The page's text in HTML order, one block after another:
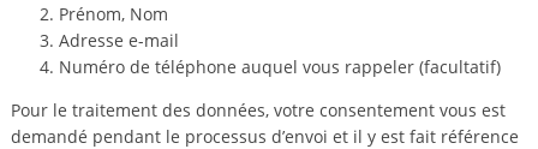
Prénom, Nom
Adresse e-mail
Numéro de téléphone auquel vous rappeler (facultatif)
Pour le traitement des données, votre consentement vous est
demandé pendant le processus d’envoi et il y est fait référence